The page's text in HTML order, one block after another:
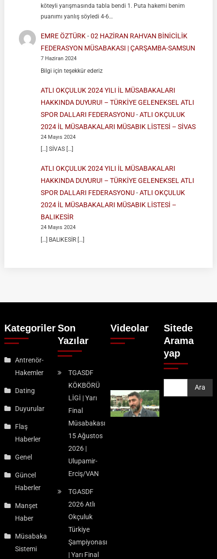
köteyli yarışmasında tabla bendi 1. Puta hakemi benim
puanımı yanlış söyledi 4-6…
EMRE ÖZTÜRK-02 HAZİRAN RAHVAN BİNİCİLİK
FEDERASYON MÜSABAKASI | ÇARŞAMBA-SAMSUN
7 Haziran 2024
Bilgi için teşekkür ederiz
ATLI OKÇULUK 2024 YILI İL MÜSABAKALARI
HAKKINDA DUYURU! – TÜRKİYE GELENEKSEL ATLI
SPOR DALLARI FEDERASYONU-ATLI OKÇULUK
2024 İL MÜSABAKALARI MÜSABIK LİSTESİ – SİVAS
24 Mayıs 2024
[…] SİVAS […]
ATLI OKÇULUK 2024 YILI İL MÜSABAKALARI
HAKKINDA DUYURU! – TÜRKİYE GELENEKSEL ATLI
SPOR DALLARI FEDERASYONU-ATLI OKÇULUK
2024 İL MÜSABAKALARI MÜSABIK LİSTESİ –
BALIKESİR
24 Mayıs 2024
[…] BALIKESİR […]
Kategoriler
Antrenör-
Hakemler
Dating
Duyurular
Flaş
Haberler
Genel
Güncel
Haberler
Manşet
Haber
Müsabaka
Sistemi
Son
Yazılar
TGASDF
KÖKBÖRÜ
LİGİ | Yarı
Final
Müsabakası
15 Ağustos
2026 |
Ulupamir-
Erciş/VAN
TGASDF
2026 Atlı
Okçuluk
Türkiye
Şampiyonası
| Yarı Final
Videolar
Sitede
Arama
yap
Ara